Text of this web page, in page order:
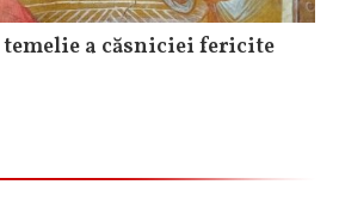
temelie a căsniciei fericite